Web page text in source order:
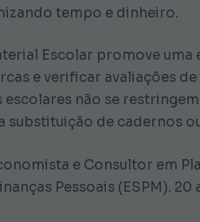
tempo e dinheiro.
Escolar promove
e verificar avaliações
não se
substituição de cadernos
e Consultor em
Pessoais (ESPM).